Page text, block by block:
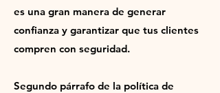
es una gran manera de generar
confianza y garantizar que tus clientes
compren con seguridad.
Segundo párrafo de la política de